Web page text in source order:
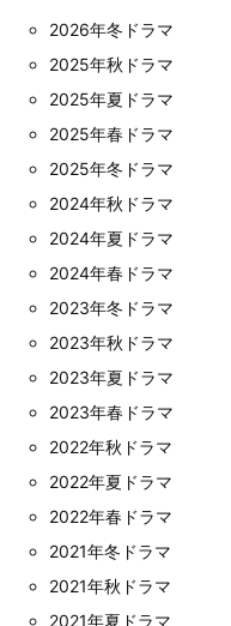
2026年冬ドラマ
2025年秋ドラマ
2025年夏ドラマ
2025年春ドラマ
2025年冬ドラマ
2024年秋ドラマ
2024年夏ドラマ
2024年春ドラマ
2023年冬ドラマ
2023年秋ドラマ
2023年夏ドラマ
2023年春ドラマ
2022年秋ドラマ
2022年夏ドラマ
2022年春ドラマ
2021年冬ドラマ
2021年秋ドラマ
2021年夏ドラマ